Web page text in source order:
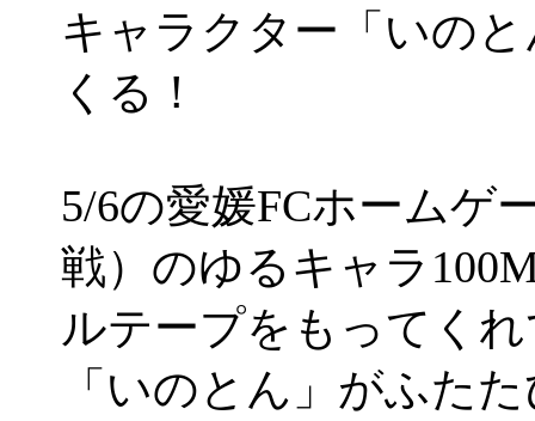
キャラクター「いの
くる！
5/6の愛媛FCホームゲ
戦）のゆるキャラ
ルテープをもってく
「いのとん」がふた